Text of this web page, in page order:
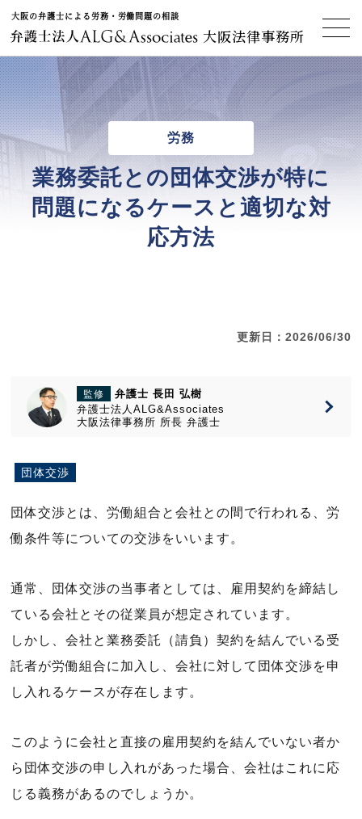
大阪の弁護士による労務・労働問題の相談
大阪法律事務所
労務
業務委託との団体交渉が特に
問題になるケースと適切な対
応方法
更新日：2026/06/30
監修
弁護士 長田 弘樹
弁護士法人ALG&Associates
大阪法律事務所 所長 弁護士
団体交渉
団体交渉とは、労働組合と会社との間で行われる、労
働条件等についての交渉をいいます。
通常、団体交渉の当事者としては、雇用契約を締結し
ている会社とその従業員が想定されています。
しかし、会社と業務委託（請負）契約を結んでいる受
託者が労働組合に加入し、会社に対して団体交渉を申
し入れるケースが存在します。
このように会社と直接の雇用契約を結んでいない者か
ら団体交渉の申し入れがあった場合、会社はこれに応
じる義務があるのでしょうか。